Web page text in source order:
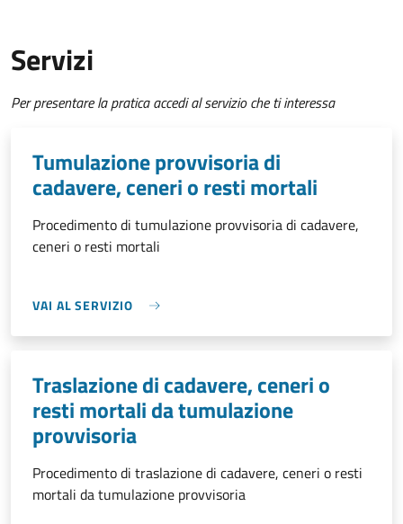
Servizi
Per presentare la pratica accedi al servizio che ti interessa
Tumulazione provvisoria di
cadavere, ceneri o resti mortali
Procedimento di tumulazione provvisoria di cadavere,
ceneri o resti mortali
VAI AL SERVIZIO
Traslazione di cadavere, ceneri o
resti mortali da tumulazione
provvisoria
Procedimento di traslazione di cadavere, ceneri o resti
mortali da tumulazione provvisoria